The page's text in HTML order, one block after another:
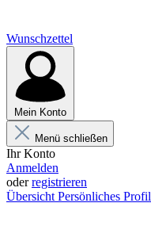
Wunschzettel
Mein Konto
Menü schließen
Ihr Konto
Anmelden
oderregistrieren
Übersicht Persönliches Profil